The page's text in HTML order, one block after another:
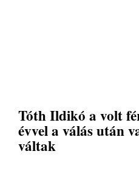
Tóth Ildikó a volt
évvel a válás után
váltak